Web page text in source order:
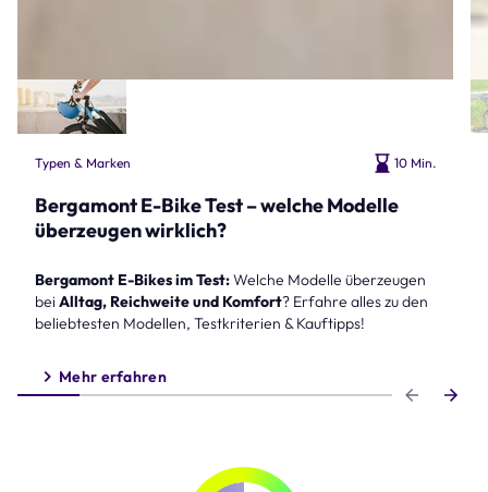
Typen & Marken 10 Min.
Bergamont E-Bike Test – welche Modelle
überzeugen wirklich?
Bergamont E-Bikes im Test:Welche Modelle überzeugen
bei Alltag, Reichweite und Komfort? Erfahre alles zu den
beliebtesten Modellen, Testkriterien & Kauftipps!
Mehr erfahren